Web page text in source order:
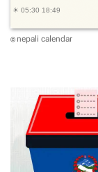
© nepali calendar